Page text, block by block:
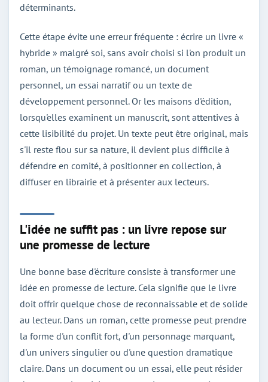
déterminants.
Cette étape évite une erreur fréquente : écrire un livre «
hybride » malgré soi, sans avoir choisi si l'on produit un
roman, un témoignage romancé, un document
personnel, un essai narratif ou un texte de
développement personnel. Or les maisons d'édition,
lorsqu'elles examinent un manuscrit, sont attentives à
cette lisibilité du projet. Un texte peut être original, mais
s'il reste flou sur sa nature, il devient plus difficile à
défendre en comité, à positionner en collection, à
diffuser en librairie et à présenter aux lecteurs.
L'idée ne suffit pas : un livre repose sur
une promesse de lecture
Une bonne base d'écriture consiste à transformer une
idée en promesse de lecture. Cela signifie que le livre
doit offrir quelque chose de reconnaissable et de solide
au lecteur. Dans un roman, cette promesse peut prendre
la forme d'un conflit fort, d'un personnage marquant,
d'un univers singulier ou d'une question dramatique
claire. Dans un document ou un essai, elle peut résider